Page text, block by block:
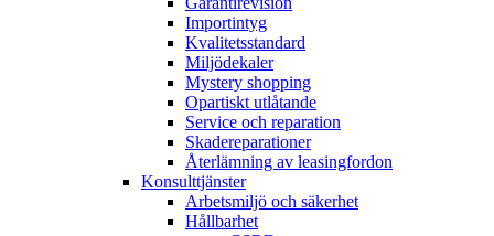
Importintyg
Kvalitetsstandard
Miljödekaler
Mystery shopping
Opartiskt utlåtande
Service och reparation
Skadereparationer
Återlämning av leasingfordon
Konsulttjänster
Arbetsmiljö och säkerhet
Hållbarhet